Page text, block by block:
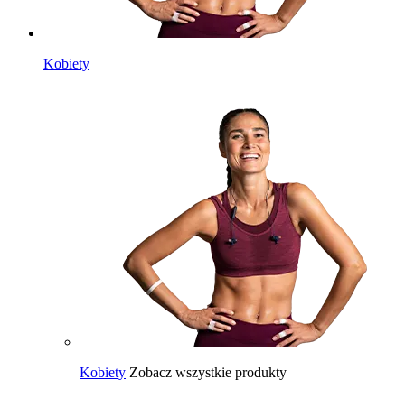
Kobiety
Kobiety Zobacz wszystkie produkty